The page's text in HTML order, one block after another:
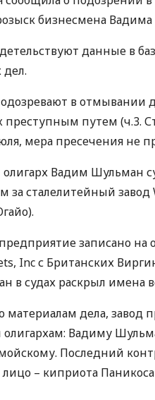
бизнесмена
данные в
в отмывании
путем (ч.3.
мера пресечения не
Вадим Шульман
за сталелитейный завод
записано
Inc с Британских
в судах раскрыл имена
материалам дела,
Вадиму
Последний
– киприота